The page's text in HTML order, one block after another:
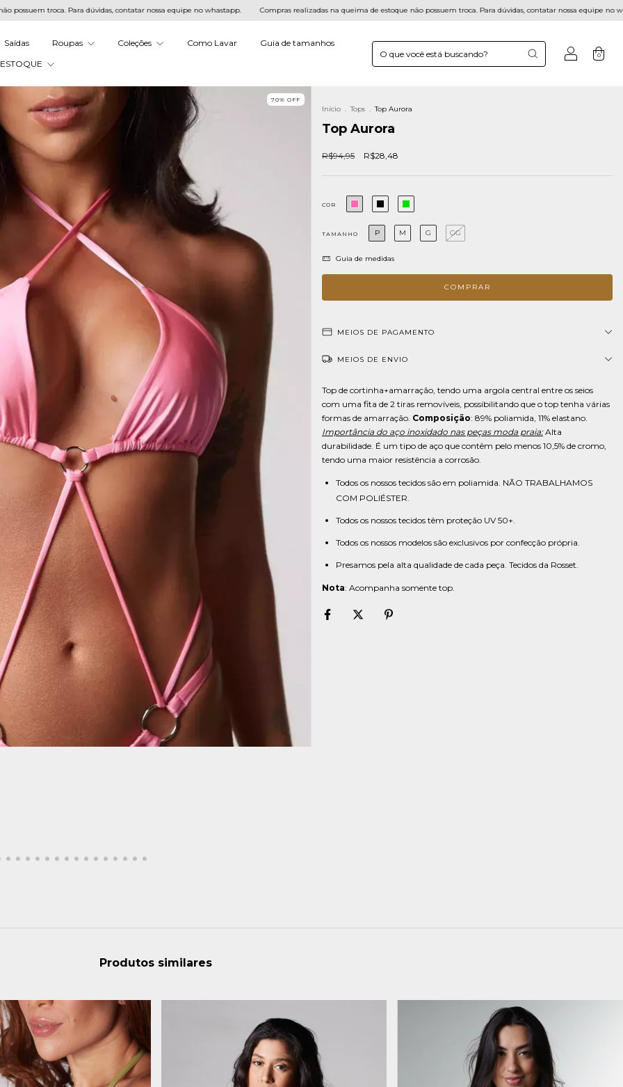
Para dúvidas, contatar nossa equipe no whastapp. Compras realizadas na queima de estoque não possuem troca. Para dúvidas, contatar nossa equipe no whastapp.
Saídas Roupas Coleções Como Lavar
Guia de tamanhos
0
70% OFF
Início . Tops . Top Aurora
Top Aurora
R$94,95 R$28,48
COR
TAMANHO P M G GG
Guia de medidas
MEIOS DE PAGAMENTO
MEIOS DE ENVIO
Top de cortinha+amarração, tendo uma argola central entre os seios
com uma fita de 2 tiras removíveis, possibilitando que o top tenha várias
formas de amarração. Composição: 89% poliamida, 11% elastano.
Importância do aço inoxidado nas peças moda praia:Alta
durabilidade. É um tipo de aço que contêm pelo menos 10,5% de cromo,
tendo uma maior resistência a corrosão.
Todos os nossos tecidos são em poliamida. NÃO TRABALHAMOS
COM POLIÉSTER.
Todos os nossos tecidos têm proteção UV 50+.
Todos os nossos modelos são exclusivos por confecção própria.
Presamos pela alta qualidade de cada peça. Tecidos da Rosset.
Nota: Acompanha somente top.
Produtos similares